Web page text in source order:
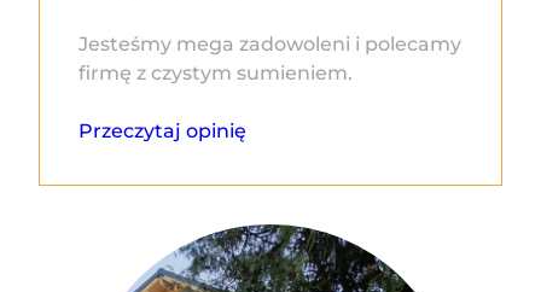
Jesteśmy mega zadowoleni i polecamy
firmę z czystym sumieniem.
Przeczytaj opinię